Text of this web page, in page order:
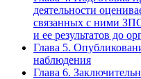
деятельности
связанных с ними
и ее результатов до
Глава 5.
наблюдения
Глава 6.